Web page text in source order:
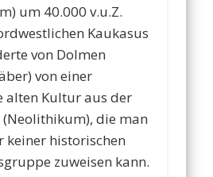
um 40.000 v.u.Z.
Kaukasus
von Dolmen
von einer
alten Kultur aus der
(Neolithikum), die man
keiner historischen
zuweisen kann.